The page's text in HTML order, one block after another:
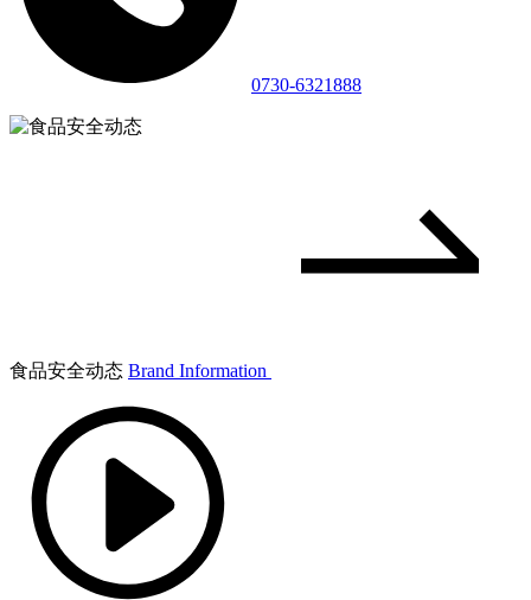
0730-6321888
食品安全动态 Brand Information